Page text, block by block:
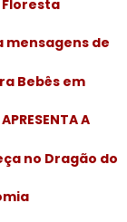
mensagens de
Bebês em
A
no Dragão do